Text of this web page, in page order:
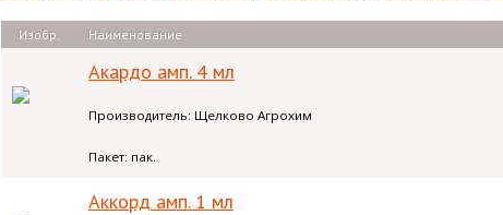
Изобр. Наименование
Акардо амп. 4 мл
Производитель: Щелково Агрохим
Пакет: пак.
Аккорд амп. 1 мл